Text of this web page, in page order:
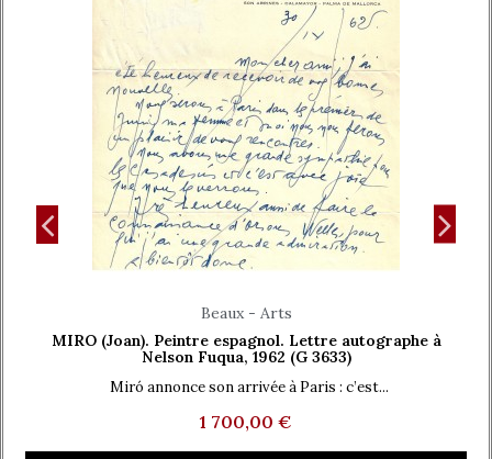
Aperçu rapide
Beaux - Arts
MIRO (Joan). Peintre espagnol. Lettre autographe à
Nelson Fuqua, 1962 (G 3633)
Miró annonce son arrivée à Paris : c’est...
1 700,00 €